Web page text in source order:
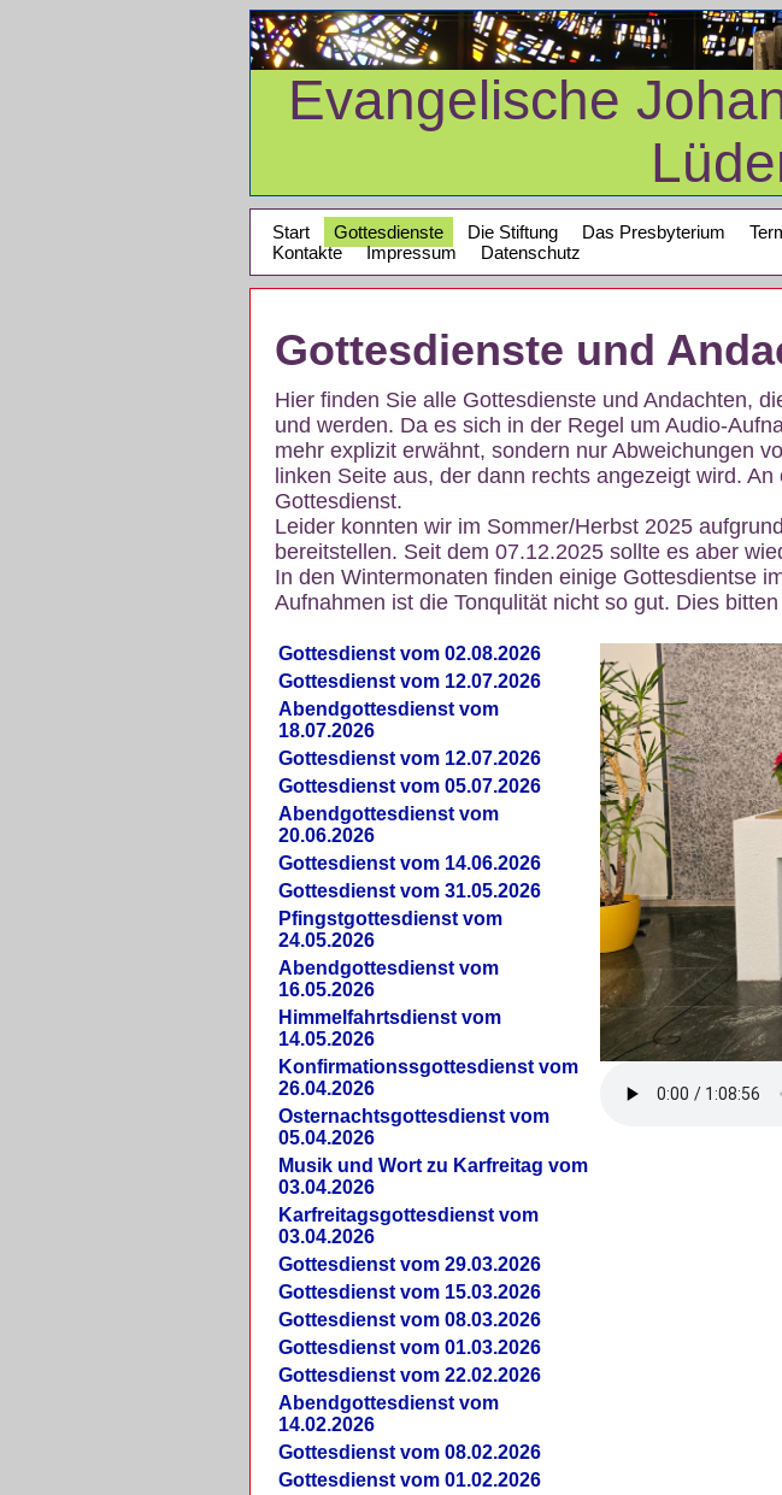
Evangelische
Start Gottesdienste Die Stiftung Das Presbyterium
Kontakte
Impressum Datenschutz
Gottesdienste und
Hier finden Sie alle Gottesdienste und Andachten,
und werden. Da es sich in der Regel um Audio-
mehr explizit erwähnt, sondern nur Abweichungen
linken Seite aus, der dann rechts angezeigt wird.
Gottesdienst.
Leider konnten wir im Sommer/Herbst 2025
bereitstellen. Seit dem 07.12.2025 sollte es aber
In den Wintermonaten finden einige Gottesdientse
Aufnahmen ist die Tonqulität nicht so gut. Dies
Gottesdienst vom 02.08.2026
Gottesdienst vom 12.07.2026
Abendgottesdienst vom
18.07.2026
Gottesdienst vom 12.07.2026
Gottesdienst vom 05.07.2026
Abendgottesdienst vom
20.06.2026
Gottesdienst vom 14.06.2026
Gottesdienst vom 31.05.2026
Pfingstgottesdienst vom
24.05.2026
Abendgottesdienst vom
16.05.2026
Himmelfahrtsdienst vom
14.05.2026
Konfirmationssgottesdienst vom
26.04.2026
Osternachtsgottesdienst vom
05.04.2026
Musik und Wort zu Karfreitag vom
03.04.2026
Karfreitagsgottesdienst vom
03.04.2026
Gottesdienst vom 29.03.2026
Gottesdienst vom 15.03.2026
Gottesdienst vom 08.03.2026
Gottesdienst vom 01.03.2026
Gottesdienst vom 22.02.2026
Abendgottesdienst vom
14.02.2026
Gottesdienst vom 08.02.2026
Gottesdienst vom 01.02.2026